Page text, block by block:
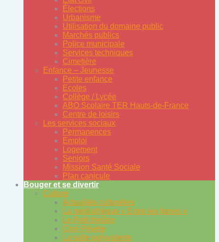
Élections
Urbanisme
Utilisation du domaine public
Marchés publics
Police municipale
Services techniques
Cimetière
Enfance – Jeunesse
Petite enfance
Ecoles
Collège / Lycée
ABO Scolaire TER Hauts-de-France
Centre de loisirs
Les services sociaux
Permanences
Emploi
Logement
Seniors
Mission Santé Sociale
Plan canicule
Bouger et se divertir
Culture
Actualités culturelles
La médiathèque « Entre les lignes »
Le Petit théâtre
Ciné Pévèle
La salle polyvalente